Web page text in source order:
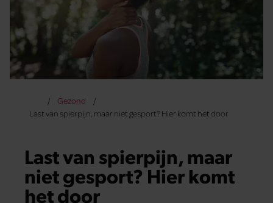
Gezond
Last van spierpijn, maar niet gesport? Hier komt het door
Last van spierpijn, maar
niet gesport? Hier komt
het door